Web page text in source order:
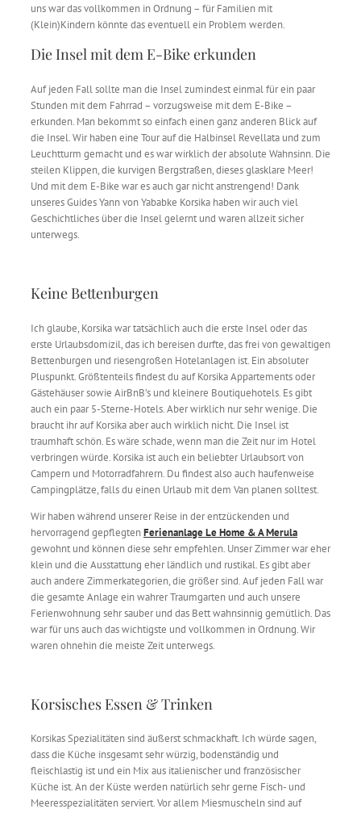
uns war das vollkommen in Ordnung – für Familien mit
(Klein)Kindern könnte das eventuell ein Problem werden.
Die Insel mit dem E-Bike erkunden
Auf jeden Fall sollte man die Insel zumindest einmal für ein paar
Stunden mit dem Fahrrad – vorzugsweise mit dem E-Bike –
erkunden. Man bekommt so einfach einen ganz anderen Blick auf
die Insel. Wir haben eine Tour auf die Halbinsel Revellata und zum
Leuchtturm gemacht und es war wirklich der absolute Wahnsinn. Die
steilen Klippen, die kurvigen Bergstraßen, dieses glasklare Meer!
Und mit dem E-Bike war es auch gar nicht anstrengend! Dank
unseres Guides Yann von Yababke Korsika haben wir auch viel
Geschichtliches über die Insel gelernt und waren allzeit sicher
unterwegs.
Keine Bettenburgen
Ich glaube, Korsika war tatsächlich auch die erste Insel oder das
erste Urlaubsdomizil, das ich bereisen durfte, das frei von gewaltigen
Bettenburgen und riesengroßen Hotelanlagen ist. Ein absoluter
Pluspunkt. Größtenteils findest du auf Korsika Appartements oder
Gästehäuser sowie AirBnB’s und kleinere Boutiquehotels. Es gibt
auch ein paar 5-Sterne-Hotels. Aber wirklich nur sehr wenige. Die
braucht ihr auf Korsika aber auch wirklich nicht. Die Insel ist
traumhaft schön. Es wäre schade, wenn man die Zeit nur im Hotel
verbringen würde. Korsika ist auch ein beliebter Urlaubsort von
Campern und Motorradfahrern. Du findest also auch haufenweise
Campingplätze, falls du einen Urlaub mit dem Van planen solltest.
Wir haben während unserer Reise in der entzückenden und
hervorragend gepflegtenFerienanlage Le Home & A Merula
gewohnt und können diese sehr empfehlen. Unser Zimmer war eher
klein und die Ausstattung eher ländlich und rustikal. Es gibt aber
auch andere Zimmerkategorien, die größer sind. Auf jeden Fall war
die gesamte Anlage ein wahrer Traumgarten und auch unsere
Ferienwohnung sehr sauber und das Bett wahnsinnig gemütlich. Das
war für uns auch das wichtigste und vollkommen in Ordnung. Wir
waren ohnehin die meiste Zeit unterwegs.
Korsisches Essen & Trinken
Korsikas Spezialitäten sind äußerst schmackhaft. Ich würde sagen,
dass die Küche insgesamt sehr würzig, bodenständig und
fleischlastig ist und ein Mix aus italienischer und französischer
Küche ist. An der Küste werden natürlich sehr gerne Fisch- und
Meeresspezialitäten serviert. Vor allem Miesmuscheln sind auf